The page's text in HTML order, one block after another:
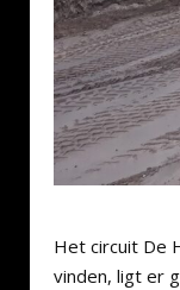
Het circuit De
vinden, ligt er